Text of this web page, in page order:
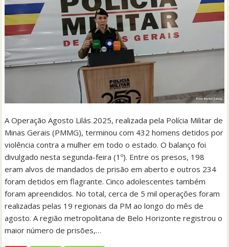
A Operação Agosto Lilás 2025, realizada pela Polícia Militar de
Minas Gerais (PMMG), terminou com 432 homens detidos por
violência contra a mulher em todo o estado. O balanço foi
divulgado nesta segunda-feira (1º). Entre os presos, 198
eram alvos de mandados de prisão em aberto e outros 234
foram detidos em flagrante. Cinco adolescentes também
foram apreendidos. No total, cerca de 5 mil operações foram
realizadas pelas 19 regionais da PM ao longo do mês de
agosto. A região metropolitana de Belo Horizonte registrou o
maior número de prisões,…